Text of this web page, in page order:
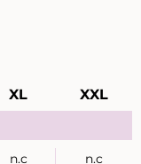
XL XXL
n.c n.c